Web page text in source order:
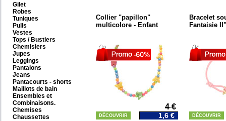
Gilet
Robes
Tuniques
Pulls
Vestes
Tops / Bustiers
Chemisiers
Jupes
Leggings
Pantalons
Jeans
Pantacourts - shorts
Maillots de bain
Ensembles et
Combinaisons.
Chemises
Chaussettes
Collier "papillon"
multicolore - Enfant
4 €
DÉCOUVRIR 1,6 €
Bracelet
Fantaisie
DÉCOUVRIR